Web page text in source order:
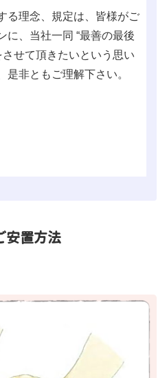
る理念、規定は、皆様がご
に、当社一同 “最善の最後
せて頂きたいという思い
是非ともご理解下さい。
安置方法